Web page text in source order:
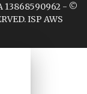
13868590962 - ©
ISP AWS